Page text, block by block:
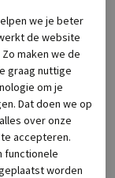
uitneembaar
we je beter
de website
maken we de
graag nuttige
om je
Dat doen we op
alles over onze
accepteren.
functionele
worden